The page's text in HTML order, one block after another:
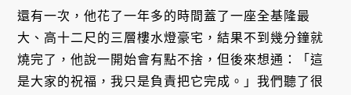
還有一次，他花了一年多的時間蓋了一座全基隆最
大、高十二尺的三層樓水燈豪宅，結果不到幾分鐘就
燒完了，他說一開始會有點不捨，但後來想通：「這
是大家的祝福，我只是負責把它完成。」我們聽了很